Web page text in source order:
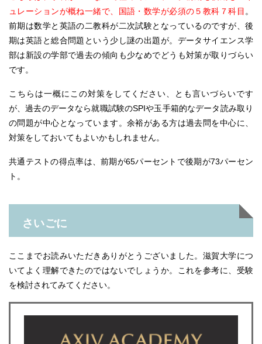
ュレーションが概ね一緒で、国語・数学が必須の５教科７科目 。
前期は数学と英語の二教科が二次試験となっているのですが、後
期は英語と総合問題という少し謎の出題が。データサイエンス学
部は新設の学部で過去の傾向も少なめでどうも対策が取りづらい
です。
こちらは一概にこの対策をしてください、とも言いづらいです
が、過去のデータなら就職試験のSPIや玉手箱的なデータ読み取り
の問題が中心となっています。余裕がある方は過去問を中心に、
対策をしておいてもよいかもしれません。
共通テストの得点率は、前期が65パーセントで後期が73パーセン
ト。
さいごに
ここまでお読みいただきありがとうございました。滋賀大学につ
いてよく理解できたのではないでしょうか。これを参考に、受験
を検討されてみてください。